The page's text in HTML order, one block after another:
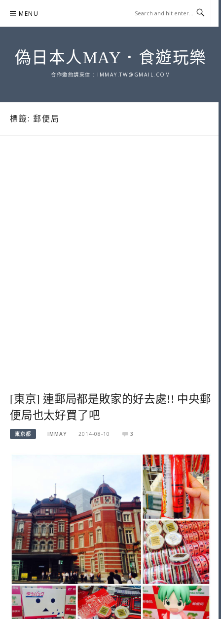
content
MENU
偽日本人MAY．食遊玩樂
合作邀約請來信 : IMMAY.TW@GMAIL.COM
標籤: 郵便局
[東京] 連郵局都是敗家的好去處!! 中央郵
便局也太好買了吧
東京都 IMMAY 2014-08-10 3